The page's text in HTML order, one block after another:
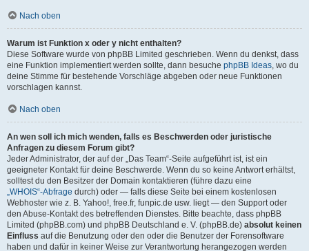
Nach oben
Warum ist Funktion x oder y nicht enthalten?
Diese Software wurde von phpBB Limited geschrieben. Wenn du denkst, dass
eine Funktion implementiert werden sollte, dann besuche phpBB Ideas, wo du
deine Stimme für bestehende Vorschläge abgeben oder neue Funktionen
vorschlagen kannst.
Nach oben
An wen soll ich mich wenden, falls es Beschwerden oder juristische
Anfragen zu diesem Forum gibt?
Jeder Administrator, der auf der „Das Team“-Seite aufgeführt ist, ist ein
geeigneter Kontakt für deine Beschwerde. Wenn du so keine Antwort erhältst,
solltest du den Besitzer der Domain kontaktieren (führe dazu eine
„WHOIS“-Abfrage durch) oder — falls diese Seite bei einem kostenlosen
Webhoster wie z. B. Yahoo!, free.fr, funpic.de usw. liegt — den Support oder
den Abuse-Kontakt des betreffenden Dienstes. Bitte beachte, dass phpBB
Limited (phpBB.com) und phpBB Deutschland e. V. (phpBB.de) absolut keinen
Einfluss auf die Benutzung oder den oder die Benutzer der Forensoftware
haben und dafür in keiner Weise zur Verantwortung herangezogen werden